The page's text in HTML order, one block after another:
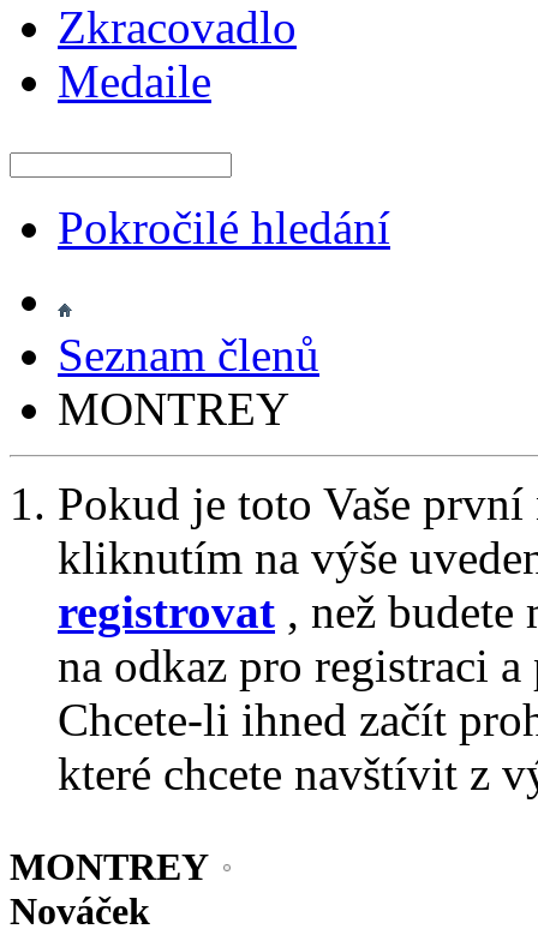
Zkracovadlo
Medaile
Pokročilé hledání
Seznam členů
MONTREY
Pokud je toto Vaše
kliknutím na výše
registrovat , než
na odkaz pro registraci
Chcete-li ihned začít
které chcete navštívit z
MONTREY
Nováček